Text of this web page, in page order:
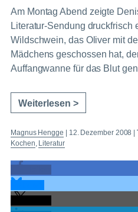
Am Montag Abend zeigte
Literatur-Sendung
Wildschwein, das Oliver mit
Mädchens geschossen hat,
Auffangwanne für das Blut
Weiterlesen >
Magnus Hengge 12. Dezember 2008 |
Kochen, Literatur